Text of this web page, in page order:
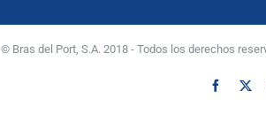
© Bras del Port, S.A. 2018 - Todos los derechos
Facebook